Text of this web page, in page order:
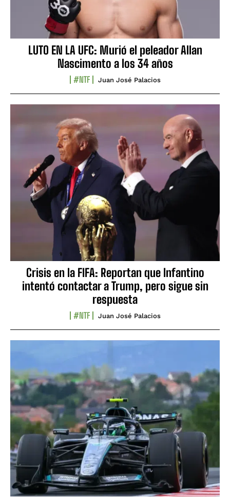
LUTO EN LA UFC: Murió el peleador Allan
Nascimento a los 34 años
#NTF Juan José Palacios
Crisis en la FIFA: Reportan que Infantino
intentó contactar a Trump, pero sigue sin
respuesta
#NTF Juan José Palacios